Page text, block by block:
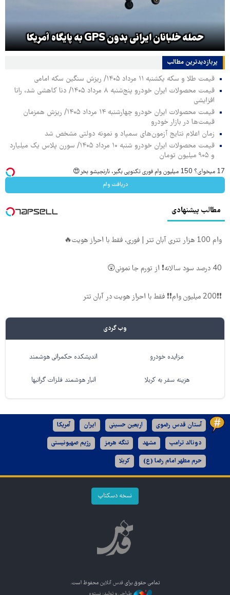
حمله خلبانان ایرانی بدون GPS به پایگاه آمریکا
پربازدیدترین‌ مطالب
قیمت طلا و سکه یکشنبه ۱۱ مرداد ۱۴۰۵/ ریزش سنگین سکه امامی
قیمت محصولات ایران خودرو پنج‌شنبه ۸ مرداد ۱۴۰۵/ دنا کاهشی شد، رانا
افزایشی
قیمت محصولات ایران خودرو چهارشنبه ۱۴ مرداد ۱۴۰۵/ ریزش همزمان
قیمت‌ها در بازار خودرو
زمان اعلام نتایج آزمون‌های سمپاد و نمونه دولتی مشخص شد
قیمت محصولات ایران خودرو شنبه ۱۰ مرداد ۱۴۰۵/ سورن پلاس یک میلیارد
و ۹۰۵ میلیون تومان
17 میخوای؟ 150 میلیون وام فوری تکنوپی بگیر، نارنجیشو بخر😍
دریافت وام
مطالب پیشنهادی
وام 100 هزار تتری آبان تتر | فوری، فقط با احراز هویت🔥
40 درصد سود سالانه❗ از تورم جا نمونی😲
❗❗200 میلیون وام❗❗ فقط با احراز هویت در آبان تتر
وب گردی
مزایده خودرو اندیشکده حکمرانی هوشمند
هزینه سفر به کربلا انبار هوشمند فلزات گرانبها
آستان قدس رضوی اربعین حسینی ایران آمریکا
دونالد ترامپ مشهد تنگه هرمز رژیم صهیونیستی
حرم مطهر امام رضا (ع) کربلا
نسخه دسکتاپ
تمامی حقوق برای قدس آنلاین محفوظ است.